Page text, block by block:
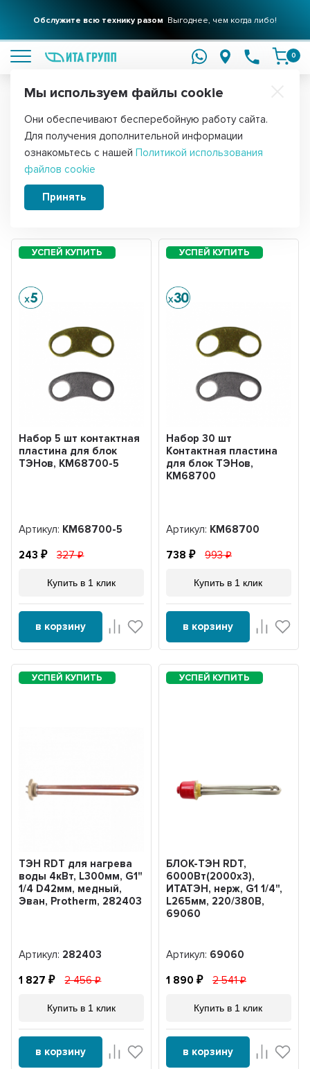
Обслужите всю технику разом Выгоднее, чем когда либо!
0
Главная Запчасти для электрокотлов
ТЭНы для котлов отопления
Сортировать:
Набор 5 шт контактная
пластина для блок
ТЭНов, KM68700-5
Артикул: KM68700-5
243 327
Купить в 1 клик
в корзину
Набор 30 шт
Контактная пластина
для блок ТЭНов,
KM68700
Артикул: KM68700
738 993
Купить в 1 клик
в корзину
ТЭН RDT для нагрева
воды 4кВт, L300мм, G1"
1/4 D42мм, медный,
Эван, Protherm, 282403
Артикул: 282403
1 827 2 456
Купить в 1 клик
в корзину
БЛОК-ТЭН RDT,
6000Вт(2000x3),
ИТАТЭН, нерж, G1 1/4",
L265мм, 220/380В,
69060
Артикул: 69060
1 890 2 541
Купить в 1 клик
в корзину
Мы используем файлы cookie
Они обеспечивают бесперебойную работу сайта.
Для получения дополнительной информации
ознакомьтесь с нашей Политикой использования
файлов cookie
Принять